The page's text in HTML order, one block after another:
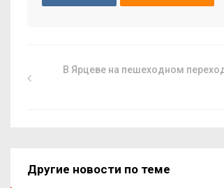
В Ярцеве на пешеходном
Другие новости по теме